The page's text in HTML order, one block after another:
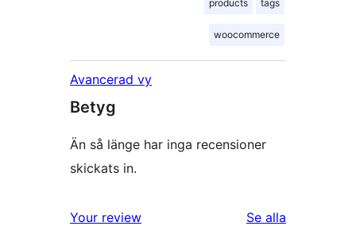
products tags
woocommerce
Avancerad vy
Betyg
Än så länge har inga recensioner
skickats in.
Your review Se alla